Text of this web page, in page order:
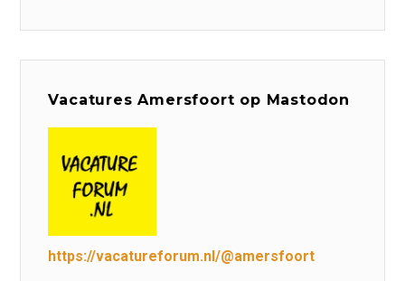
Vacatures Amersfoort op Mastodon
https://vacatureforum.nl/@amersfoort